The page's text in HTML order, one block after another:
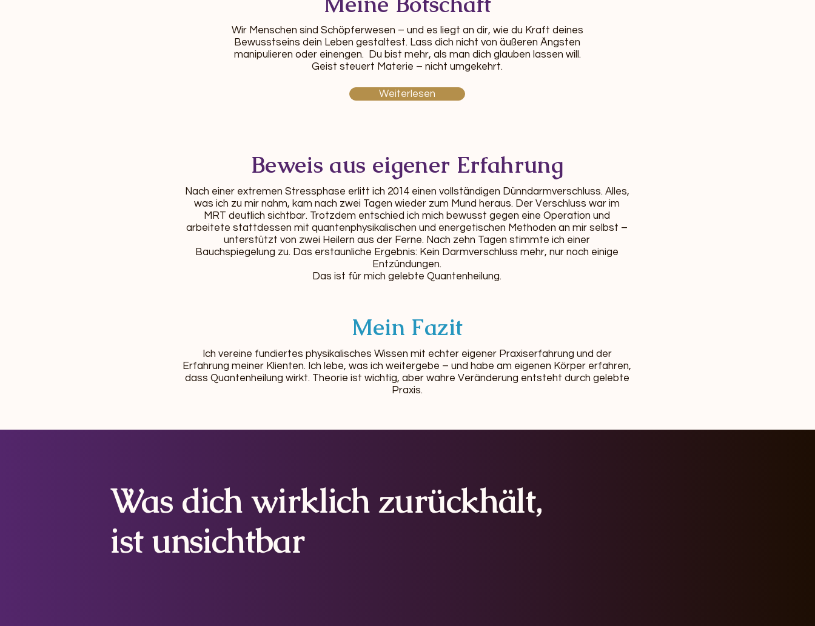
​Wir Menschen sind Schöpferwesen – und es liegt an dir, wie du Kraft deines
Bewusstseins dein Leben gestaltest. Lass dich nicht von äußeren Ängsten
manipulieren oder einengen. Du bist mehr, als man dich glauben lassen will.
Geist steuert Materie – nicht umgekehrt.
Weiterlesen
Beweis aus eigener Erfahrung
Nach einer extremen Stressphase erlitt ich 2014 einen vollständigen Dünndarmverschluss. Alles,
was ich zu mir nahm, kam nach zwei Tagen wieder zum Mund heraus. Der Verschluss war im
MRT deutlich sichtbar. Trotzdem entschied ich mich bewusst gegen eine Operation und
arbeitete stattdessen mit quantenphysikalischen und energetischen Methoden an mir selbst –
unterstützt von zwei Heilern aus der Ferne. Nach zehn Tagen stimmte ich einer
Bauchspiegelung zu. Das erstaunliche Ergebnis: Kein Darmverschluss mehr, nur noch einige
Entzündungen.
Das ist für mich gelebte Quantenheilung.
Mein Fazit
Ich vereine fundiertes physikalisches Wissen mit echter eigener Praxiserfahrung und der
Erfahrung meiner Klienten. Ich lebe, was ich weitergebe – und habe am eigenen Körper erfahren,
dass Quantenheilung wirkt. Theorie ist wichtig, aber wahre Veränderung entsteht durch gelebte
Praxis.
Was dich wirklich zurückhält,
ist unsichtbar